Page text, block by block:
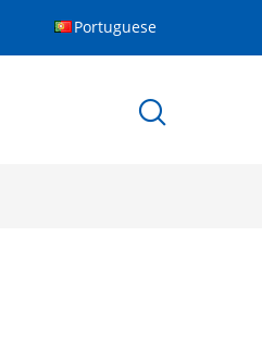
Portuguese